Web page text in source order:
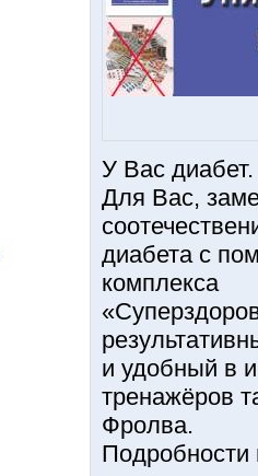
У Вас
Для Вас,
диабета с
комплекса
и удобный в
тренажёров
Фролва.
Подробности